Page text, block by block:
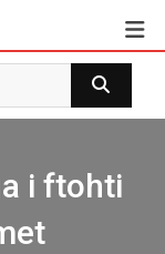
i ftohti